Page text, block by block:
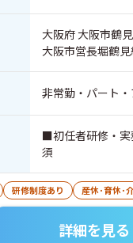
大阪府 大阪市鶴
大阪市営長堀鶴
非常勤・パート
■初任者研修・
須
研修制度あり 産休･育休･
詳細を見る